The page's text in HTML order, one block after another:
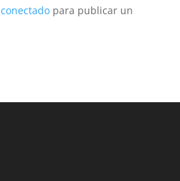
conectadopara publicar un